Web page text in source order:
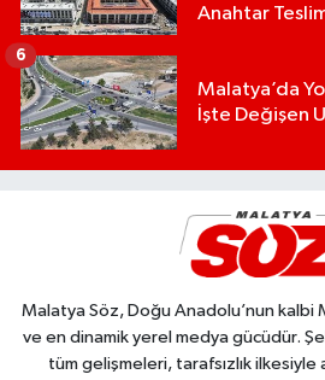
Anahtar
Malatya’da
İşte Değişen
6
Malatya Söz, Doğu Anadolu’nun kalbi
ve en dinamik yerel medya gücüdür.
tüm gelişmeleri, tarafsızlık ilkesiyle